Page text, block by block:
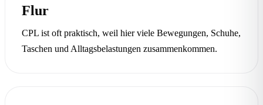
Flur
CPL ist oft praktisch, weil hier viele Bewegungen, Schuhe,
Taschen und Alltagsbelastungen zusammenkommen.